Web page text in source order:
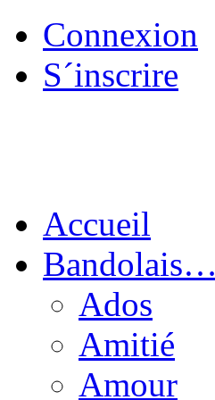
Connexion
S´inscrire
Accueil
Bandolais…
Ados
Amitié
Amour